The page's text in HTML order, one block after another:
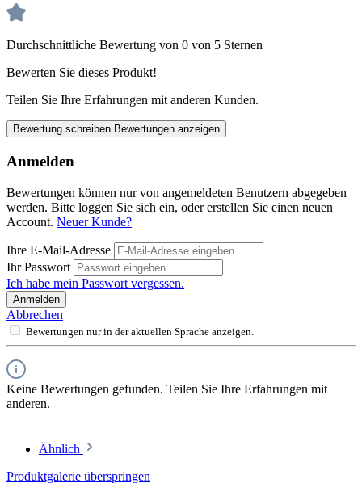
Durchschnittliche Bewertung von 0 von 5 Sternen
Bewerten Sie dieses Produkt!
Teilen Sie Ihre Erfahrungen mit anderen Kunden.
Bewertung schreiben Bewertungen anzeigen
Anmelden
Bewertungen können nur von angemeldeten Benutzern abgegeben
werden. Bitte loggen Sie sich ein, oder erstellen Sie einen neuen
Account. Neuer Kunde?
Ihre E-Mail-Adresse
Ihr Passwort
Ich habe mein Passwort vergessen.
Anmelden
Abbrechen
Bewertungen nur in der aktuellen Sprache anzeigen.
Keine Bewertungen gefunden. Teilen Sie Ihre Erfahrungen mit
anderen.
Ähnlich
Produktgalerie überspringen